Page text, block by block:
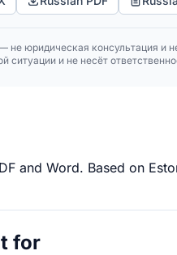
не юридическая консультация и
ситуации и не несёт
and Word. Based on
for